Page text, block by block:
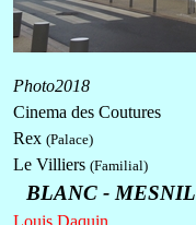
Photo2018
Cinema des Coutures
Rex (Palace)
Le Villiers (Familial)
BLANC - MESNIL
Louis Daquin